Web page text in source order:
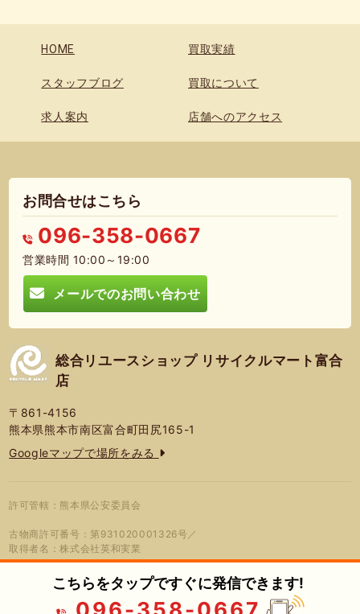
HOME 買取実績
スタッフブログ 買取について
求人案内 店舗へのアクセス
お問合せはこちら
096-358-0667
営業時間 10:00～19:00
メールでのお問い合わせ
総合リユースショップ リサイクルマート富合
店
〒861-4156
熊本県熊本市南区富合町田尻165-1
Googleマップで場所をみる
許可管轄：熊本県公安委員会
古物商許可番号：第931020001326号／
取得者名：株式会社英和実業
プライバシーポリシー 蓮営会社
© 2026年 総合リユースショップ リサ
こちらをタップですぐに発信できます!